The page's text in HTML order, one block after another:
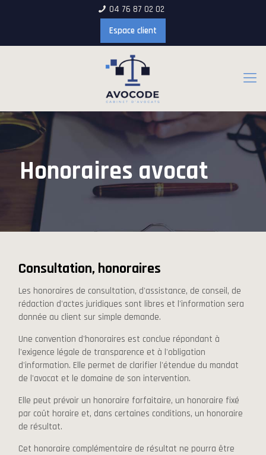
04 76 87 02 02
Espace client
Honoraires avocat
Consultation, honoraires
Les honoraires de consultation, d'assistance, de conseil, de
rédaction d'actes juridiques sont libres et l'information sera
donnée au client sur simple demande.
Une convention d'honoraires est conclue répondant à
l'exigence légale de transparence et à l'obligation
d'information. Elle permet de clarifier l'étendue du mandat
de l'avocat et le domaine de son intervention.
Elle peut prévoir un honoraire forfaitaire, un honoraire fixé
par coût horaire et, dans certaines conditions, un honoraire
de résultat.
Cet honoraire complémentaire de résultat ne pourra être